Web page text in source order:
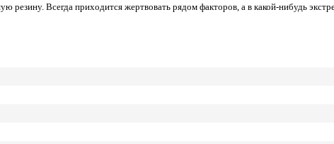
резину. Всегда приходится жертвовать рядом факторов, а в какой-нибудь